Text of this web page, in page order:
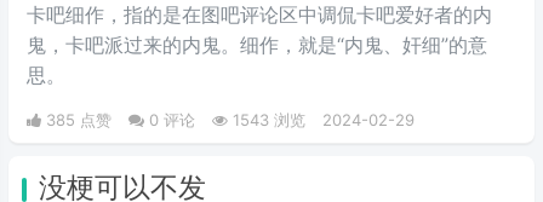
卡吧细作，指的是在图吧评论区中调侃卡吧爱好者的内
鬼，卡吧派过来的内鬼。细作，就是“内鬼、奸细”的意
思。
385 点赞 0 评论 1543 浏览 2024-02-29
没梗可以不发